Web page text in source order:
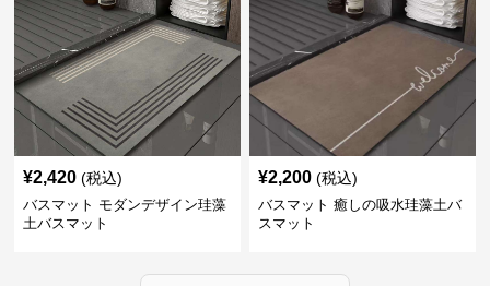
¥2,420 (税込)
バスマット モダンデザイン珪藻
土バスマット
¥2,200 (税込)
バスマット 癒しの吸水珪藻土バ
スマット